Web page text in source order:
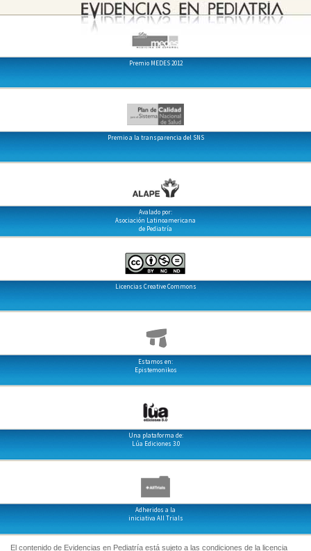
Premio MEDES 2012
Premio a la transparencia del SNS
Avalado por:
Asociación Latinoamericana
de Pediatría
Licencias Creative Commons
Estamos en:
Epistemonikos
Una plataforma de:
Lúa Ediciones 3.0
Adheridos a la
iniciativa All Trials
El contenido de Evidencias en Pediatría está sujeto a las condiciones de la licencia